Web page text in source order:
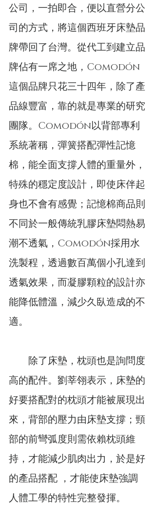
公司，一拍即合，便以直營分公
司的方式，將這個西班牙床墊品
牌帶回了台灣。從代工到建立品
牌佔有一席之地，Comodón
這個品牌只花三十四年，除了產
品線豐富，靠的就是專業的研究
團隊。Comodón以背部專利
系統著稱，彈簧搭配彈性記憶
棉，能全面支撐人體的重量外，
特殊的穩定度設計，即使床伴起
身也不會有感覺；記憶棉商品則
不同於一般傳統乳膠床墊悶熱易
潮不透氣，Comodón採用水
洗製程，透過數百萬個小孔達到
透氣效果，而凝膠顆粒的設計亦
能降低體溫，減少久臥造成的不
適。
除了床墊，枕頭也是詢問度
高的配件。劉莘翎表示，床墊的
好要搭配對的枕頭才能被展現出
來，背部的壓力由床墊支撐；頸
部的前彎弧度則需依賴枕頭維
持，才能減少肌肉出力，於是好
的產品搭配 ，才能使床墊強調
人體工學的特性完整發揮。